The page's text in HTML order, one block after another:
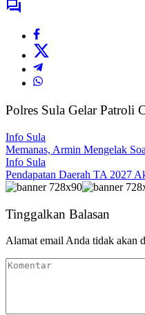
Polres Sula Gelar Patroli
Info Sula
Memanas, Armin Mengelak
Info Sula
Pendapatan Daerah TA 2027
Tinggalkan Balasan
Alamat email Anda tidak akan